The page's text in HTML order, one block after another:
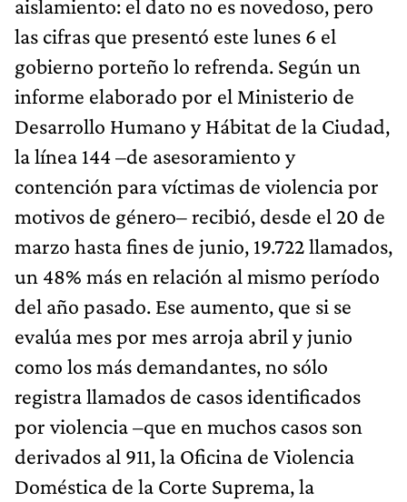
aislamiento: el dato no es novedoso, pero
las cifras que presentó este lunes 6 el
gobierno porteño lo refrenda. Según un
informe elaborado por el Ministerio de
Desarrollo Humano y Hábitat de la Ciudad,
la línea 144 –de asesoramiento y
contención para víctimas de violencia por
motivos de género– recibió, desde el 20 de
marzo hasta fines de junio, 19.722 llamados,
un 48% más en relación al mismo período
del año pasado. Ese aumento, que si se
evalúa mes por mes arroja abril y junio
como los más demandantes, no sólo
registra llamados de casos identificados
por violencia –que en muchos casos son
derivados al 911, la Oficina de Violencia
Doméstica de la Corte Suprema, la